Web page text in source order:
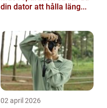
din dator att hålla läng...
02 april 2026